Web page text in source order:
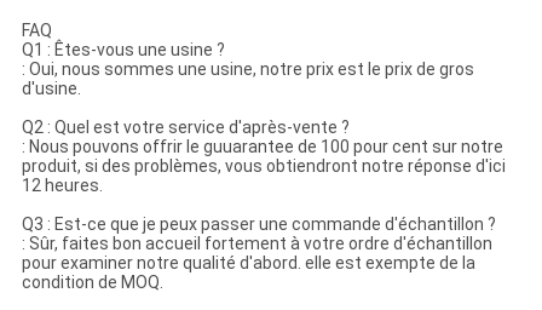
FAQ
Q1 : Êtes-vous une usine ?
: Oui, nous sommes une usine, notre prix est le prix de gros
d'usine.
Q2 : Quel est votre service d'après-vente ?
: Nous pouvons offrir le guuarantee de 100 pour cent sur notre
produit, si des problèmes, vous obtiendront notre réponse d'ici
12 heures.
Q3 : Est-ce que je peux passer une commande d'échantillon ?
: Sûr, faites bon accueil fortement à votre ordre d'échantillon
pour examiner notre qualité d'abord. elle est exempte de la
condition de MOQ.